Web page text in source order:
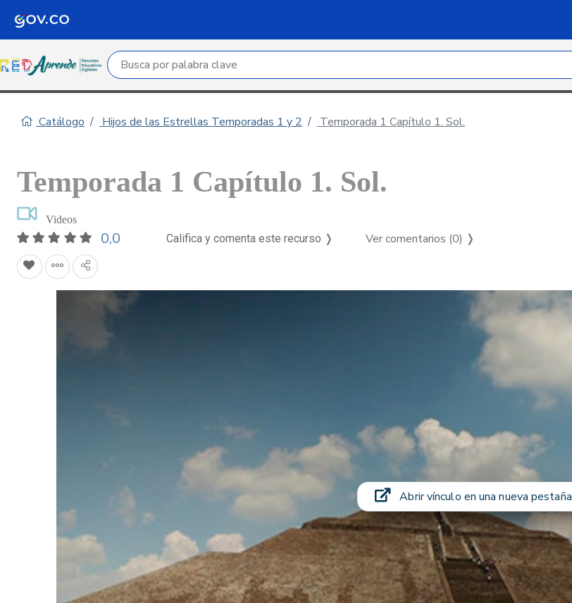
Campo de búsqueda por palabra clave
Catálogo Hijos de las Estrellas Temporadas 1 y 2 Temporada 1 Capítulo 1. Sol.
Temporada 1 Capítulo 1. Sol.
Videos
0,0 Califica y comenta este recurso ❭ Ver comentarios (0) ❭
Abrir vínculo en una nueva pestaña